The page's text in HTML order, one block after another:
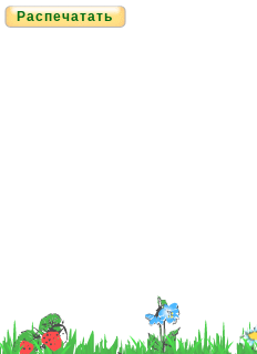
Распечатать